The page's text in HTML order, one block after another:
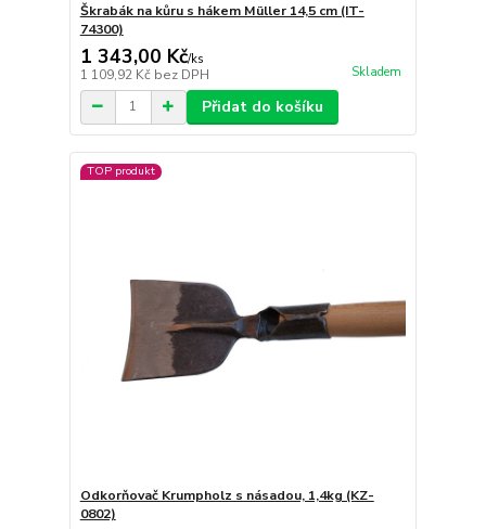
Škrabák na kůru s hákem Müller 14,5 cm (IT-
74300)
1 343,00 Kč/ks
1 109,92 Kč bez DPH Skladem
Přidat do košíku
TOP produkt
Odkorňovač Krumpholz s násadou, 1,4kg (KZ-
0802)